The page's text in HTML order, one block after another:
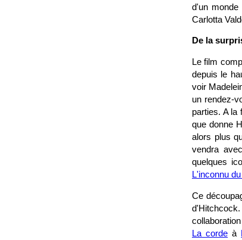
d'un
Carlotta
De la
Le film
depuis le
voir
un rendez-
parties. A la
que donne
alors plus
vendra
quelques
L'inconnu
Ce
La corde à